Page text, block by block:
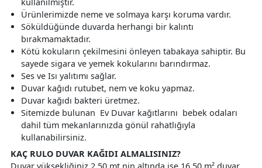
Ürünlerimizde neme ve solmaya karşı koruma vardır.
Söküldüğünde duvarda herhangi bir kalıntı
bırakmamaktadır.
Kötü kokuların çekilmesini önleyen tabakaya sahiptir. Bu
sayede sigara ve yemek kokularını barındırmaz.
Ses ve Isı yalıtımı sağlar.
Duvar kağıdı rutubet, nem ve koku yapmaz.
Duvar kağıdı bakteri üretmez.
Sitemizde bulunan Ev Duvar kağıtlarını bebek odaları
dahil tüm mekanlarınızda gönül rahatlığıyla
kullanabilirsiniz.
KAÇ RULO DUVAR KAĞIDI ALMALISINIZ?